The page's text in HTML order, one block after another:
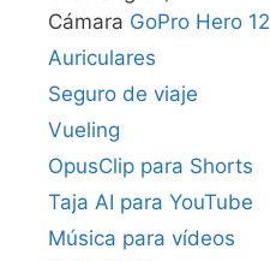
Cámara GoPro Hero 12
Auriculares
Seguro de viaje
Vueling
OpusClip para Shorts
Taja AI para YouTube
Música para vídeos